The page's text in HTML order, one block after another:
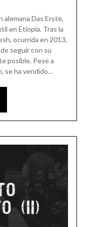
Das Erste,
en Etiopía. Tras la
ocurrida en 2013,
seguir con su
posible. Pese a
se ha vendido…